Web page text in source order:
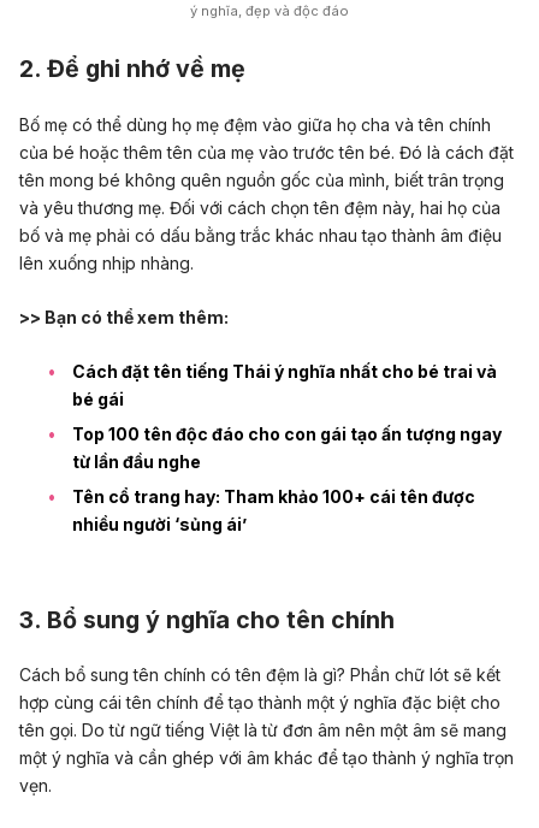
ý nghĩa, đẹp và độc đáo
2. Để ghi nhớ về mẹ
Bố mẹ có thể dùng họ mẹ đệm vào giữa họ cha và tên chính
của bé hoặc thêm tên của mẹ vào trước tên bé. Đó là cách đặt
tên mong bé không quên nguồn gốc của mình, biết trân trọng
và yêu thương mẹ. Đối với cách chọn tên đệm này, hai họ của
bố và mẹ phải có dấu bằng trắc khác nhau tạo thành âm điệu
lên xuống nhịp nhàng.
>> Bạn có thể xem thêm:
Cách đặt tên tiếng Thái ý nghĩa nhất cho bé trai và
bé gái
Top 100 tên độc đáo cho con gái tạo ấn tượng ngay
từ lần đầu nghe
Tên cổ trang hay: Tham khảo 100+ cái tên được
nhiều người ‘sủng ái’
3. Bổ sung ý nghĩa cho tên chính
Cách bổ sung tên chính có tên đệm là gì? Phần chữ lót sẽ kết
hợp cùng cái tên chính để tạo thành một ý nghĩa đặc biệt cho
tên gọi. Do từ ngữ tiếng Việt là từ đơn âm nên một âm sẽ mang
một ý nghĩa và cần ghép với âm khác để tạo thành ý nghĩa trọn
vẹn.